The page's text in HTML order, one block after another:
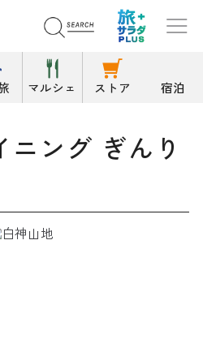
マルシェ ストア 宿泊
ニングバー
ニング ぎんり